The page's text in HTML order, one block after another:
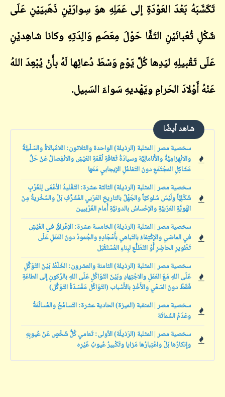
تَكَسَّبَهُ بَعْدَ العَوْدَةِ إلى عَمَلِهِ هوَ سِوارَيْنِ ذَهَبيَيْنِ عَلَى
شَكْلِ ثُعْبانَيْنِ التَفَّا حَوْلَ مِعَصَمِ وَالِدَتِهِ وكانا شاهِديْنِ
عَلَى تَقْبيلِهِ ليَدِها كُلَّ يَوْمٍ وَسْطَ دُعائِها لَهُ بأَنْ يُبْعِدَ اللهُ
عَنْهُ أَوْلادَ الحَرامِ ويَهْديهِ سَواءَ السَبيل.
شاهد أيضًا
سخصية مصر | المثلبة (الرذيلة) الواحدة والثلاثون: اللامُبالاةُ والسَلْبيَّةُ
والانْهِزامِيَّةُ والأَنامالِيَّة وسيادَةُ ثَقافَةِ لُقْمَةِ العَيْشِ والانْفِصالُ عَنْ حَلِّ
مَشَاكِلِ المجْتَمَعِ دونَ التَفاعُلِ الإيجابيِ مَعَها
سخصية مصر | المثلبة (الرذيلة) الثالثة عشرة: التَقْليدُ الأعْمَى لِلغَرْبِ
شَكْلِيَّاً ولَيْسَ سُلوكيّاً والجَهْلُ بالتاريخِ العَرَبي المُشَرِّفِ بَلْ والسُخْريةُ مِنَ
الهَويَّةِ العَرَبيَّةِ والإحْساسُ بالدونيَّةِ أَمام الغَرْبيين
سخصية مصر | المثلبة (الرذيلة) الخامسة عشرة: الإغْراقُ في العُيْشِ
في الماضي والإكْتِفاءُ بالتَباهي بأَمْجَادِهِ والجُمودُ دونَ العَمَلِ عَلَى
تَطْويرِ الحاضِرِ أَوْ التَطَلُّعِ لبِناءِ المُسْتَقْبَل
سخصية مصر | المثلبة (الرذيلة) الثامنة والعشرون: الخَلْطُ بَيْنَ التَوَكُّلِ
عَلَى اللهِ مَعَ العَمَلِ والاجْتِهادِ وبَيْنَ التَوَاكُلِ عَلَى اللهِ بالرًكونِ إلى الطاعَةِ
فَقَطْ دونَ السَعْيِ والأَخْذِ بالأَسْباب (التَوَاكُل مَفْسَدَةُ التَوَكُّل)
سخصية مصر | المنقبة (الميزة) الحادية عشرة: التَسامُحُ والمُسالَمَةُ
وعَدَمُ الشَماتَة
سخصية مصر | المثلبة (الرَذيلَة) الأولى: تَعامي كُلُّ شَخْصٍ عَنْ عُيوبِهِ
وإنكارُها بَلْ واعْتِبارُها مَزايا وتَكْبيرُ عُيوبُ غَيْرِه